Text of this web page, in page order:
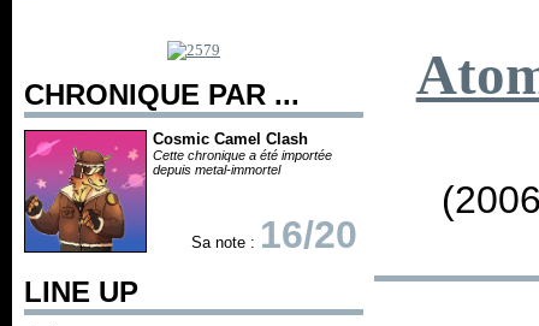
CHRONIQUE PAR ...
Cosmic Camel Clash
Cette chronique a été importée
depuis metal-immortel
Sa note : 16/20
LINE UP